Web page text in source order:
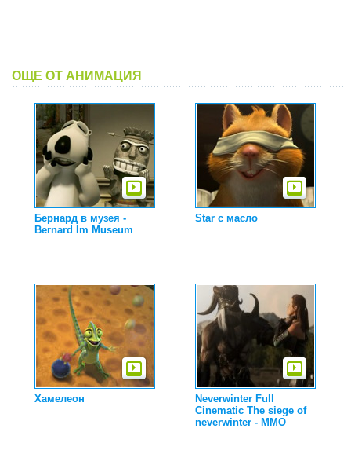
ОЩЕ ОТ АНИМАЦИЯ
Бернард в музея -
Bernard Im Museum
Star с масло
Хамелеон
Neverwinter Full
Cinematic The siege of
neverwinter - MMO